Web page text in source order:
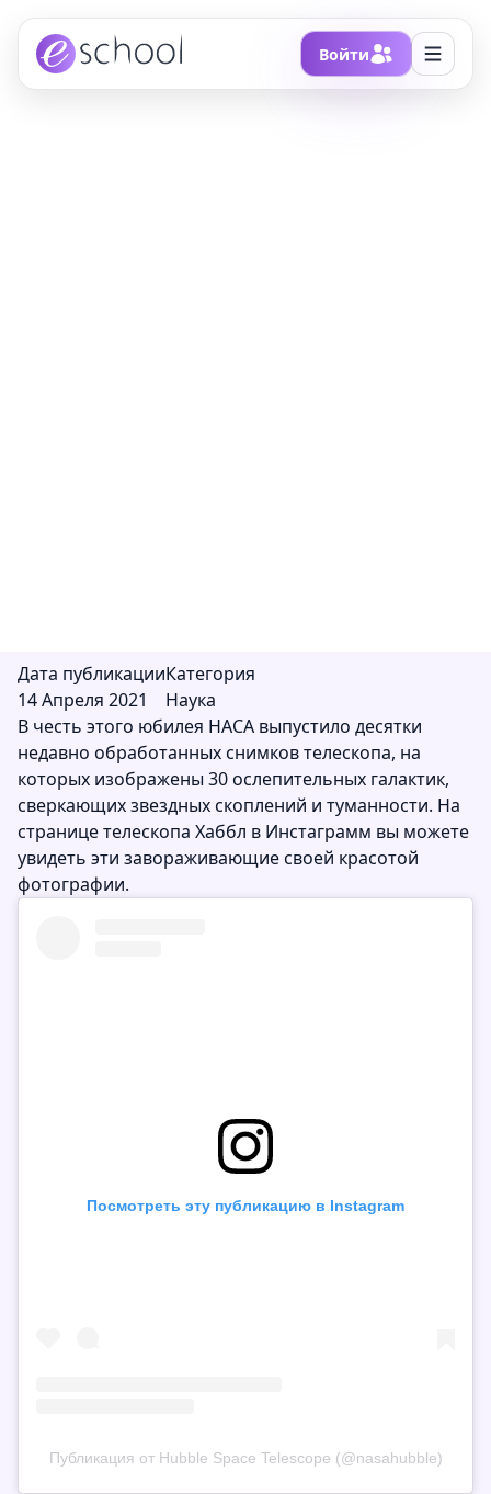
Войти
Дата публикации
14 Апреля 2021
Категория
Наука
В честь этого юбилея НАСА выпустило десятки
недавно обработанных снимков телескопа, на
которых изображены 30 ослепительных галактик,
сверкающих звездных скоплений и туманности. На
странице телескопа Хаббл в Инстаграмм вы можете
увидеть эти завораживающие своей красотой
фотографии.
Посмотреть эту публикацию в Instagram
Публикация от Hubble Space Telescope (@nasahubble)